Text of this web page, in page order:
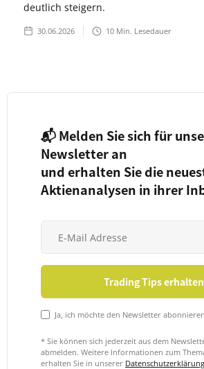
deutlich steigern.
30.06.2026 10 Min. Lesedauer
📬 Melden Sie sich für
Newsletter an
und erhalten Sie die
Aktienanalysen in ihrer
Ja, ich möchte den Newsletter
* Sie können sich jederzeit aus dem
abmelden. Weitere Informationen zum
erhalten Sie in unserer Datenschutzerklärung